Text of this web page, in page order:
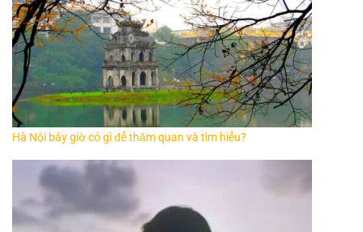
Hà Nội bây giờ có gì để thăm quan và tìm hiểu?